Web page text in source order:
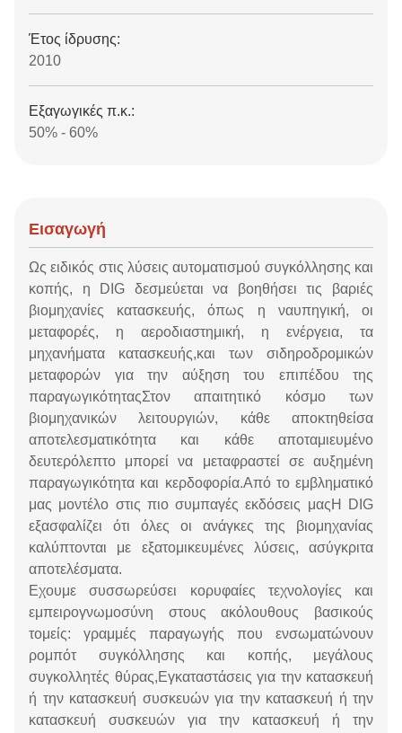
Έτος ίδρυσης:
2010
Εξαγωγικές π.κ.:
50% - 60%
Εισαγωγή
Ως ειδικός στις λύσεις αυτοματισμού συγκόλλησης και
κοπής, η DIG δεσμεύεται να βοηθήσει τις βαριές
βιομηχανίες κατασκευής, όπως η ναυπηγική, οι
μεταφορές, η αεροδιαστημική, η ενέργεια, τα
μηχανήματα κατασκευής,και των σιδηροδρομικών
μεταφορών για την αύξηση του επιπέδου της
παραγωγικότηταςΣτον απαιτητικό κόσμο των
βιομηχανικών λειτουργιών, κάθε αποκτηθείσα
αποτελεσματικότητα και κάθε αποταμιευμένο
δευτερόλεπτο μπορεί να μεταφραστεί σε αυξημένη
παραγωγικότητα και κερδοφορία.Από το εμβληματικό
μας μοντέλο στις πιο συμπαγές εκδόσεις μαςΗ DIG
εξασφαλίζει ότι όλες οι ανάγκες της βιομηχανίας
καλύπτονται με εξατομικευμένες λύσεις, ασύγκριτα
αποτελέσματα.
Εχουμε συσσωρεύσει κορυφαίες τεχνολογίες και
εμπειρογνωμοσύνη στους ακόλουθους βασικούς
τομείς: γραμμές παραγωγής που ενσωματώνουν
ρομπότ συγκόλλησης και κοπής, μεγάλους
συγκολλητές θύρας,Εγκαταστάσεις για την κατασκευή
ή την κατασκευή συσκευών για την κατασκευή ή την
κατασκευή συσκευών για την κατασκευή ή την